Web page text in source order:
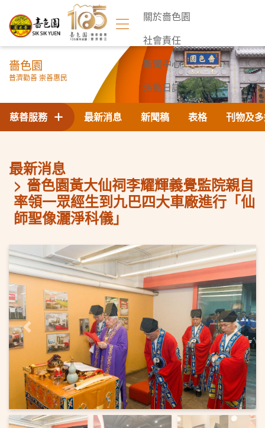
關於嗇色園
社會責任
新聞中心
活動日誌
聯絡我們
嗇色園
普濟勸善 崇善惠民
最新消息 新聞稿 表格 刊物及
慈善服務
最新消息
嗇色園黃大仙祠李耀輝義覺監院親自
率領一眾經生到九巴四大車廠進行「仙
師聖像灑淨科儀」
上一頁 下一頁